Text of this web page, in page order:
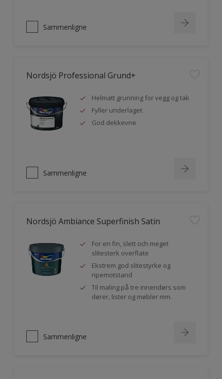
Sammenligne
Nordsjö Professional Grund+
Helmatt grunning for vegg og tak
Fyller underlaget
God dekkevne
Sammenligne
Nordsjö Ambiance Superfinish Satin
For en fin, slett och meget
slitesterk overflate
Ekstrem god slitestyrke og
ripemotstand
Til maling på tre innendørs som
dører, lister og møbler mm.
Sammenligne